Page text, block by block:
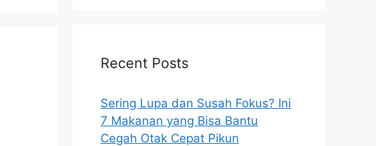
f
r
:
Recent Posts
Sering Lupa dan Susah Fokus? Ini
7 Makanan yang Bisa Bantu
Cegah Otak Cepat Pikun